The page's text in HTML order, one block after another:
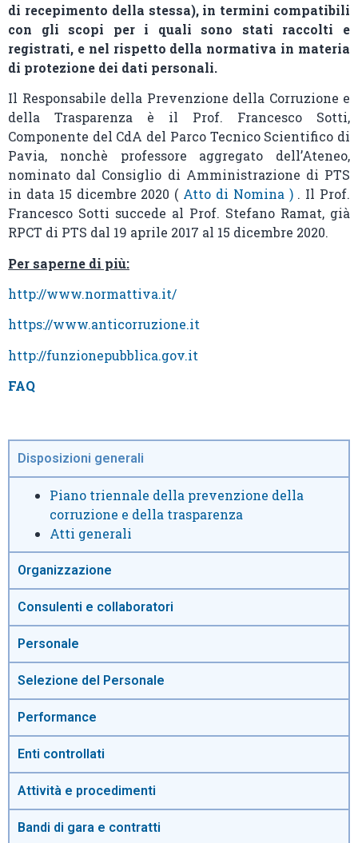
di recepimento della stessa), in termini compatibili
con gli scopi per i quali sono stati raccolti e
registrati, e nel rispetto della normativa in materia
di protezione dei dati personali.
Il Responsabile della Prevenzione della Corruzione e
della Trasparenza è il Prof. Francesco Sotti,
Componente del CdA del Parco Tecnico Scientifico di
Pavia, nonchè professore aggregato dell’Ateneo,
nominato dal Consiglio di Amministrazione di PTS
in data 15 dicembre 2020 ( Atto di Nomina ) . Il Prof.
Francesco Sotti succede al Prof. Stefano Ramat, già
RPCT di PTS dal 19 aprile 2017 al 15 dicembre 2020.
Per saperne di più:
http://www.normattiva.it/
https://www.anticorruzione.it
http://funzionepubblica.gov.it
FAQ
Disposizioni generali
Piano triennale della prevenzione della
corruzione e della trasparenza
Atti generali
Organizzazione
Consulenti e collaboratori
Personale
Selezione del Personale
Performance
Enti controllati
Attività e procedimenti
Bandi di gara e contratti